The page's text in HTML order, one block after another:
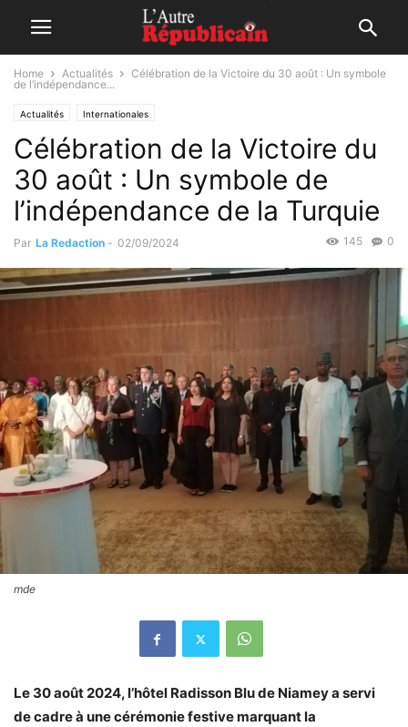
Home Actualités
Célébration de la Victoire du 30 août : Un symbole
de l’indépendance...
Actualités Internationales
Célébration de la Victoire du
30 août : Un symbole de
l’indépendance de la Turquie
Par La Redaction - 02/09/2024 0
145
mde
Le 30 août 2024, l’hôtel Radisson Blu de Niamey a servi
de cadre à une cérémonie festive marquant la